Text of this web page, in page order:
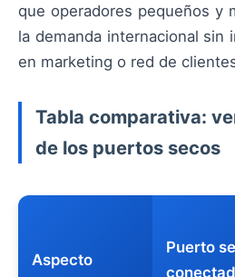
que operadores pequeños y
la demanda internacional sin
en marketing o red de
Tabla comparativa:
de los puertos secos
Aspecto
Puerto